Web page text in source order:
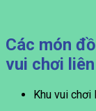
Các món
vui chơi
Khu vui chơi